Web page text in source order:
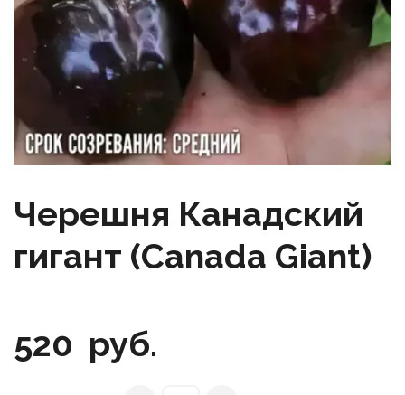
Черешня Канадский
гигант (Canada Giant)
520 руб.